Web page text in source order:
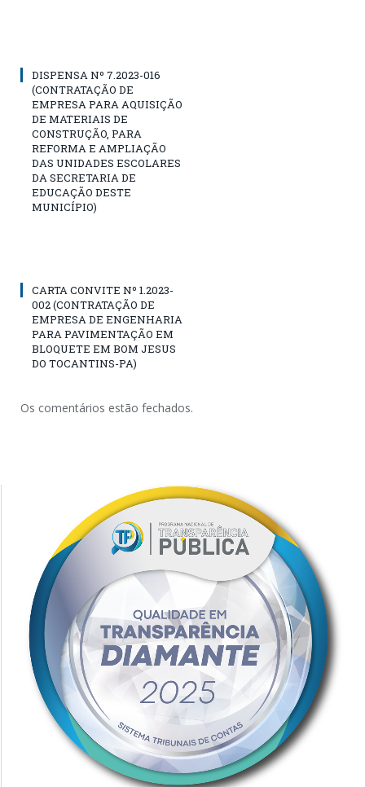
DISPENSA Nº 7.2023-016
(CONTRATAÇÃO DE
EMPRESA PARA AQUISIÇÃO
DE MATERIAIS DE
CONSTRUÇÃO, PARA
REFORMA E AMPLIAÇÃO
DAS UNIDADES ESCOLARES
DA SECRETARIA DE
EDUCAÇÃO DESTE
MUNICÍPIO)
CARTA CONVITE Nº 1.2023-
002 (CONTRATAÇÃO DE
EMPRESA DE ENGENHARIA
PARA PAVIMENTAÇÃO EM
BLOQUETE EM BOM JESUS
DO TOCANTINS-PA)
Os comentários estão fechados.